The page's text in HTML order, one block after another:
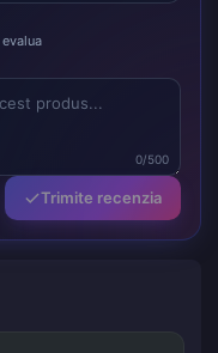
0/500
Trimite recenzia